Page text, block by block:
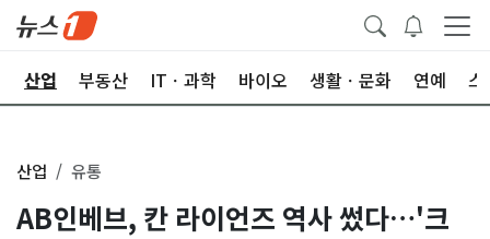
산업 부동산 ITㆍ과학 바이오 생활ㆍ문화 연예 스
산업 유통
AB인베브, 칸 라이언즈 역사 썼다…'크